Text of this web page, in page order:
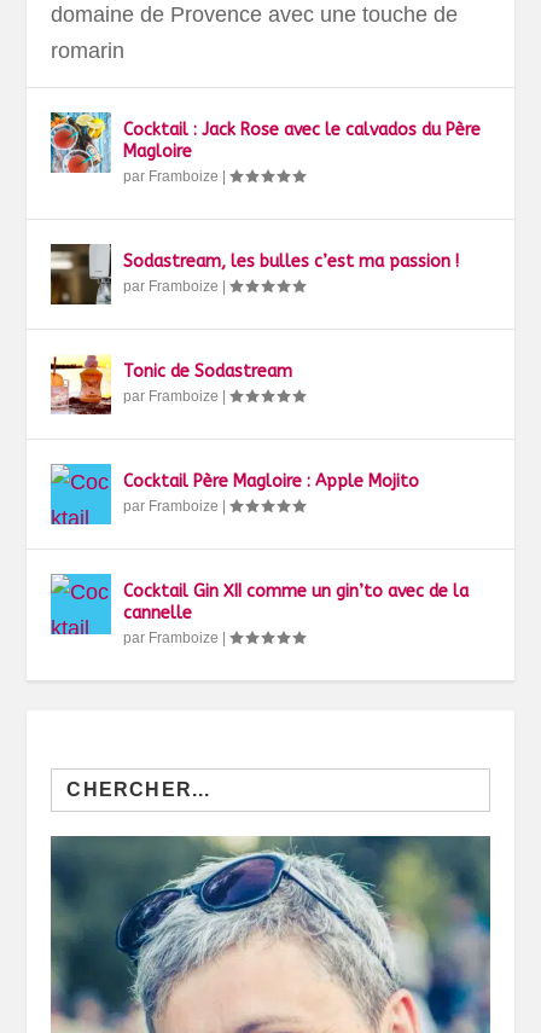
domaine de Provence avec une touche de
romarin
Cocktail : Jack Rose avec le calvados du Père
Magloire
par Framboize |
Sodastream, les bulles c’est ma passion !
par Framboize |
Tonic de Sodastream
par Framboize |
Cocktail Père Magloire : Apple Mojito
par Framboize |
Cocktail Gin XII comme un gin’to avec de la
cannelle
par Framboize |
Search
for: